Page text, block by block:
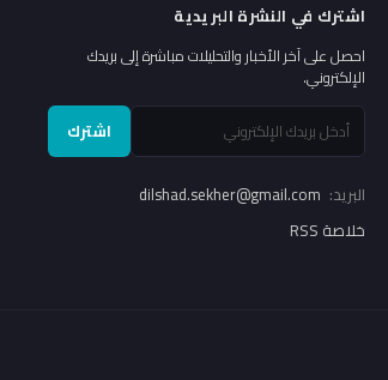
اشترك في النشرة البريدية
احصل على آخر الأخبار والتحليلات مباشرة إلى بريدك
الإلكتروني.
اشترك
البريد:
خلاصة RSS